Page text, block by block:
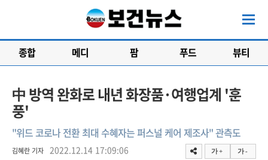
종합 메디 팜 푸드 뷰티
中 방역 완화로 내년 화장품·여행업계 '훈
풍'
"위드 코로나 전환 최대 수혜자는 퍼스널 케어 제조사" 관측도
김혜란 기자 2022.12.14 17:09:06 가 + 가 -